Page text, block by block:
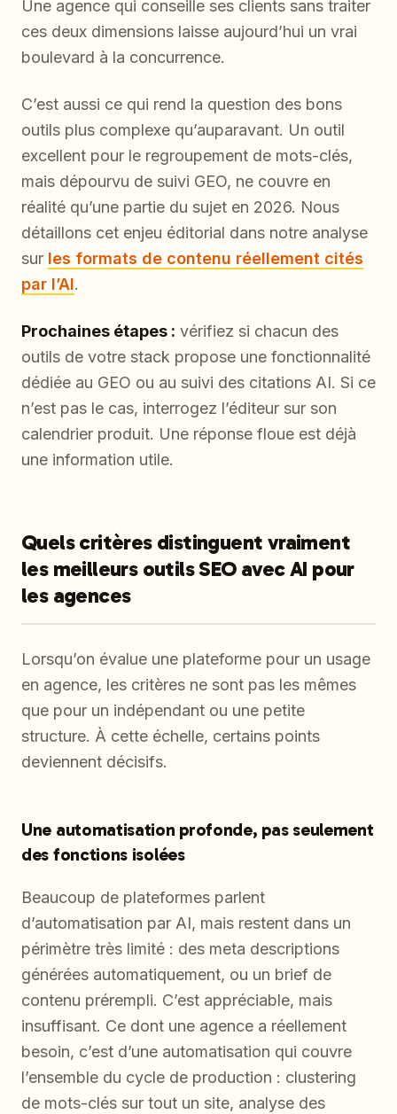
Une agence qui conseille ses clients sans traiter
ces deux dimensions laisse aujourd’hui un vrai
boulevard à la concurrence.
C’est aussi ce qui rend la question des bons
outils plus complexe qu’auparavant. Un outil
excellent pour le regroupement de mots-clés,
mais dépourvu de suivi GEO, ne couvre en
réalité qu’une partie du sujet en 2026. Nous
détaillons cet enjeu éditorial dans notre analyse
sur les formats de contenu réellement cités
par l’AI.
Prochaines étapes : vérifiez si chacun des
outils de votre stack propose une fonctionnalité
dédiée au GEO ou au suivi des citations AI. Si ce
n’est pas le cas, interrogez l’éditeur sur son
calendrier produit. Une réponse floue est déjà
une information utile.
Quels critères distinguent vraiment
les meilleurs outils SEO avec AI pour
les agences
Lorsqu’on évalue une plateforme pour un usage
en agence, les critères ne sont pas les mêmes
que pour un indépendant ou une petite
structure. À cette échelle, certains points
deviennent décisifs.
Une automatisation profonde, pas seulement
des fonctions isolées
Beaucoup de plateformes parlent
d’automatisation par AI, mais restent dans un
périmètre très limité : des meta descriptions
générées automatiquement, ou un brief de
contenu prérempli. C’est appréciable, mais
insuffisant. Ce dont une agence a réellement
besoin, c’est d’une automatisation qui couvre
l’ensemble du cycle de production : clustering
de mots-clés sur tout un site, analyse des